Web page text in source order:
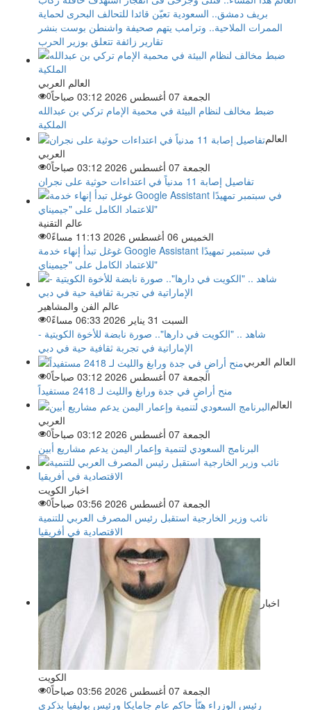
بريف دمشق.. السعودية تعيّن قائدا للتحالف البحرى لحماية
الممرات الملاحية.. وترامب يتهم صحيفة واشنطن بوست بنشر
تقارير زائفة تتعلق بوزير الحرب
العالم العربي
الجمعة 07 أغسطس 2026 03:12 صباحاً
0
ضبط مخالف لنظام البيئة في محمية الإمام تركي بن عبدالله
الملكية
العالم
العربي
الجمعة 07 أغسطس 2026 03:12 صباحاً
0
تفاصيل إصابة 11 مدنياً في اعتداءات حوثية على نجران
عالم التقنية
الخميس 06 أغسطس 2026 11:13 مساءً
0
غوغل تبدأ إنهاء خدمة Google Assistant في سبتمبر تمهيدًا
للاعتماد الكامل على "جيميناي"
عالم الفن والمشاهير
السبت 31 يناير 2026 06:33 مساءً
0
شاهد .. "الكويت في دارها".. صورة نابضة للأخوة الكويتية -
الإماراتية في تجربة ثقافية حية في دبي
العالم العربي
الجمعة 07 أغسطس 2026 03:12 صباحاً
0
منح أراضٍ في جدة ورابغ والليث لـ 2418 مستفيداً
العالم
العربي
الجمعة 07 أغسطس 2026 03:12 صباحاً
0
البرنامج السعودي لتنمية وإعمار اليمن يدعم مشاريع أبين
اخبار الكويت
الجمعة 07 أغسطس 2026 03:56 صباحاً
0
نائب وزير الخارجية استقبل رئيس المصرف العربي للتنمية
الاقتصادية في أفريقيا
اخبار
الكويت
الجمعة 07 أغسطس 2026 03:56 صباحاً
0
رئيس الوزراء هنّأ حاكم عام جامايكا ورئيس بوليفيا بذكرى